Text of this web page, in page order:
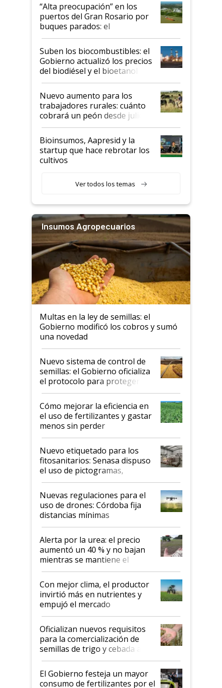
“Alta preocupación” en los
puertos del Gran Rosario por
buques parados: el
funcionamiento de las
exportadoras en tensión tras
la medida de fuerza de los
prácticos
Suben los biocombustibles: el
Gobierno actualizó los precios
del biodiésel y el bioetanol
Nuevo aumento para los
trabajadores rurales: cuánto
cobrará un peón desde julio
Bioinsumos, Aapresid y la
startup que hace rebrotar los
cultivos
Ver todos los temas
Insumos Agropecuarios
Multas en la ley de semillas: el
Gobierno modificó los cobros y sumó
una novedad
Nuevo sistema de control de
semillas: el Gobierno oficializa
el protocolo para proteger la
propiedad intelectual
Cómo mejorar la eficiencia en
el uso de fertilizantes y gastar
menos sin perder
productividad en la campaña
fina
Nuevo etiquetado para los
fitosanitarios: Senasa dispuso
el uso de pictogramas,
palabras de advertencia e
indicaciones
Nuevas regulaciones para el
uso de drones: Córdoba fija
distancias mínimas
Alerta por la urea: el precio
aumentó un 40 % y no bajan
mientras se mantiene el
conflicto en Medio Oriente
Con mejor clima, el productor
invirtió más en nutrientes y
empujó el mercado
Oficializan nuevos requisitos
para la comercialización de
semillas de trigo y cebada a
granel
El Gobierno festeja un mayor
consumo de fertilizantes por el